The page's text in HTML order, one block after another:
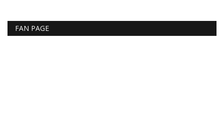
FAN PAGE